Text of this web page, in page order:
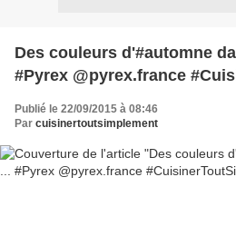
Des couleurs d'#automne
#Pyrex @pyrex.france
Publié le 22/09/2015 à 08:46
Par cuisinertoutsimplement